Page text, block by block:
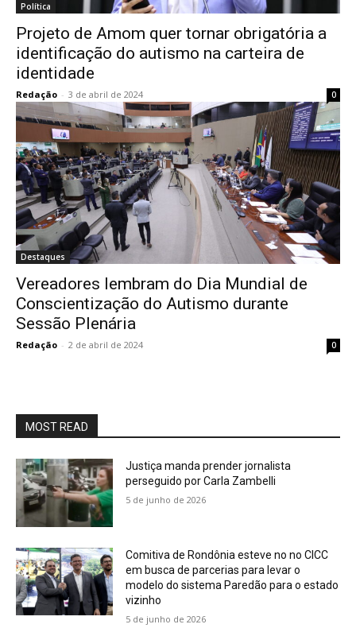
Política
Projeto de Amom quer tornar obrigatória a
identificação do autismo na carteira de
identidade
Redação - 3 de abril de 2024 0
Destaques
Vereadores lembram do Dia Mundial de
Conscientização do Autismo durante
Sessão Plenária
Redação - 2 de abril de 2024 0
MOST READ
Justiça manda prender jornalista
perseguido por Carla Zambelli
5 de junho de 2026
Comitiva de Rondônia esteve no no CICC
em busca de parcerias para levar o
modelo do sistema Paredão para o estado
vizinho
5 de junho de 2026